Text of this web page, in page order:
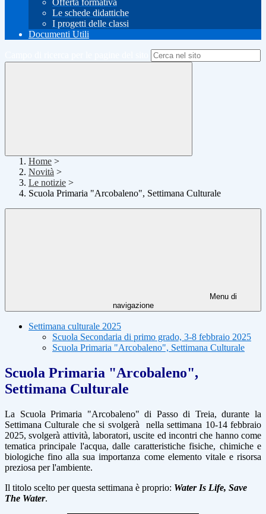
Offerta formativa
Le schede didattiche
I progetti delle classi
Documenti Utili
Home >
Novità >
Le notizie >
Scuola Primaria "Arcobaleno", Settimana Culturale
Menu di
navigazione
Settimana culturale 2025
Scuola Secondaria di primo grado, 3-8 febbraio 2025
Scuola Primaria "Arcobaleno", Settimana Culturale
Scuola Primaria "Arcobaleno",
Settimana Culturale
La Scuola Primaria "Arcobaleno" di Passo di Treia, durante la
Settimana Culturale che si svolgerà nella settimana 10-14 febbraio
2025, svolgerà attività, laboratori, uscite ed incontri che hanno come
tematica principale l'acqua, dalle caratteristiche fisiche, chimiche e
biologiche fino alla sua importanza come elemento vitale e risorsa
preziosa per l'ambiente.
Il titolo scelto per questa settimana è proprio: Water Is Life, Save
The Water.